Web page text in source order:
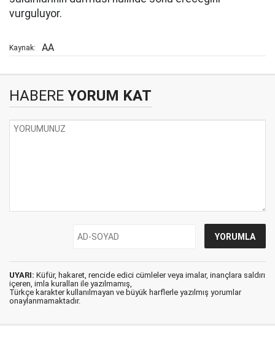
vurguluyor.
Kaynak: AA
HABERE YORUM KAT
UYARI: Küfür, hakaret, rencide edici cümleler veya imalar, inançlara saldırı
içeren, imla kuralları ile yazılmamış,
Türkçe karakter kullanılmayan ve büyük harflerle yazılmış yorumlar
onaylanmamaktadır.